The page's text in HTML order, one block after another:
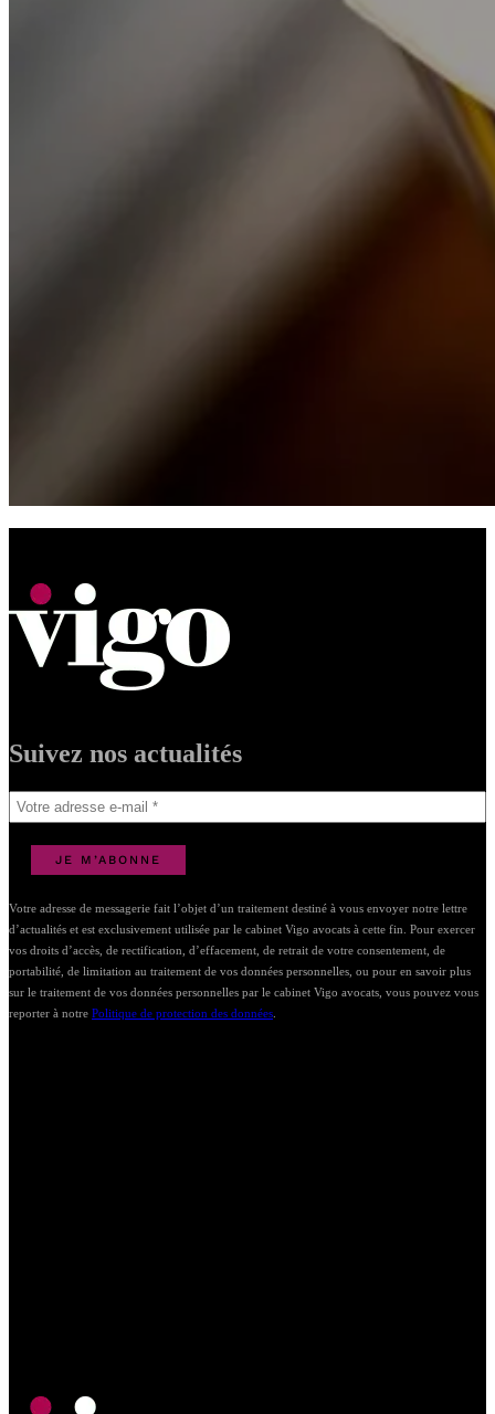
Suivez nos actualités
Votre adresse de messagerie fait l’objet d’un traitement destiné à vous envoyer notre lettre
d’actualités et est exclusivement utilisée par le cabinet Vigo avocats à cette fin. Pour exercer
vos droits d’accès, de rectification, d’effacement, de retrait de votre consentement, de
portabilité, de limitation au traitement de vos données personnelles, ou pour en savoir plus
sur le traitement de vos données personnelles par le cabinet Vigo avocats, vous pouvez vous
reporter à notre Politique de protection des données